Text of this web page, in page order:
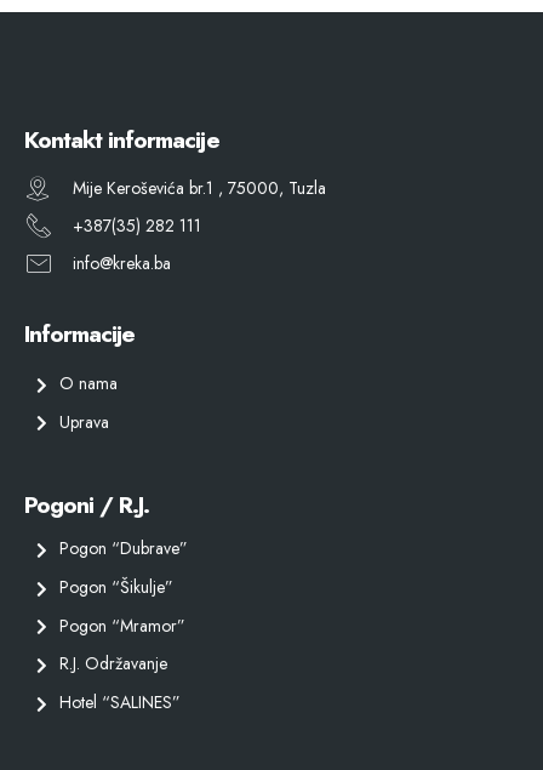
Kontakt informacije
Mije Keroševića br.1 , 75000, Tuzla
+387(35) 282 111
info@kreka.ba
Informacije
O nama
Uprava
Pogoni / R.J.
Pogon “Dubrave”
Pogon “Šikulje”
Pogon “Mramor”
R.J. Održavanje
Hotel “SALINES”